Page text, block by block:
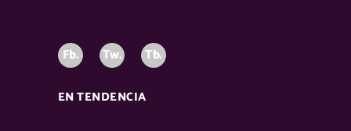
Fb. Tw. Tb.
EN TENDENCIA